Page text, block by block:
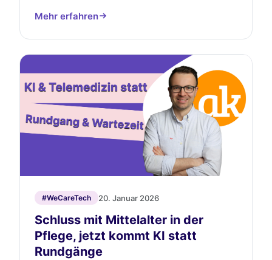
Mehr erfahren
#WeCareTech 20. Januar 2026
Schluss mit Mittelalter in der
Pflege, jetzt kommt KI statt
Rundgänge